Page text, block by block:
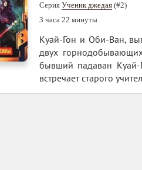
Серия Ученик джедая (#2)
3 часа 22 минуты
Куай-Гон и Оби-Ван,
двух
бывший падаван Куай-
встречает старого